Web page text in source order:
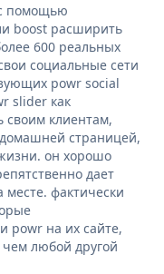
помощью
boost расширить
600 реальных
социальные сети
powr social
slider как
своим клиентам,
страницей,
он хорошо
дает
фактически
powr на их сайте,
любой другой